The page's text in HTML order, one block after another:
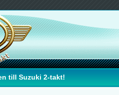
till Suzuki 2-takt!